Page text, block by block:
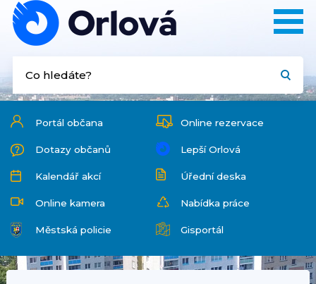
Portál občana Online rezervace
Dotazy občanů Lepší Orlová
Kalendář akcí Úřední deska
Online kamera Nabídka práce
Městská policie Gisportál